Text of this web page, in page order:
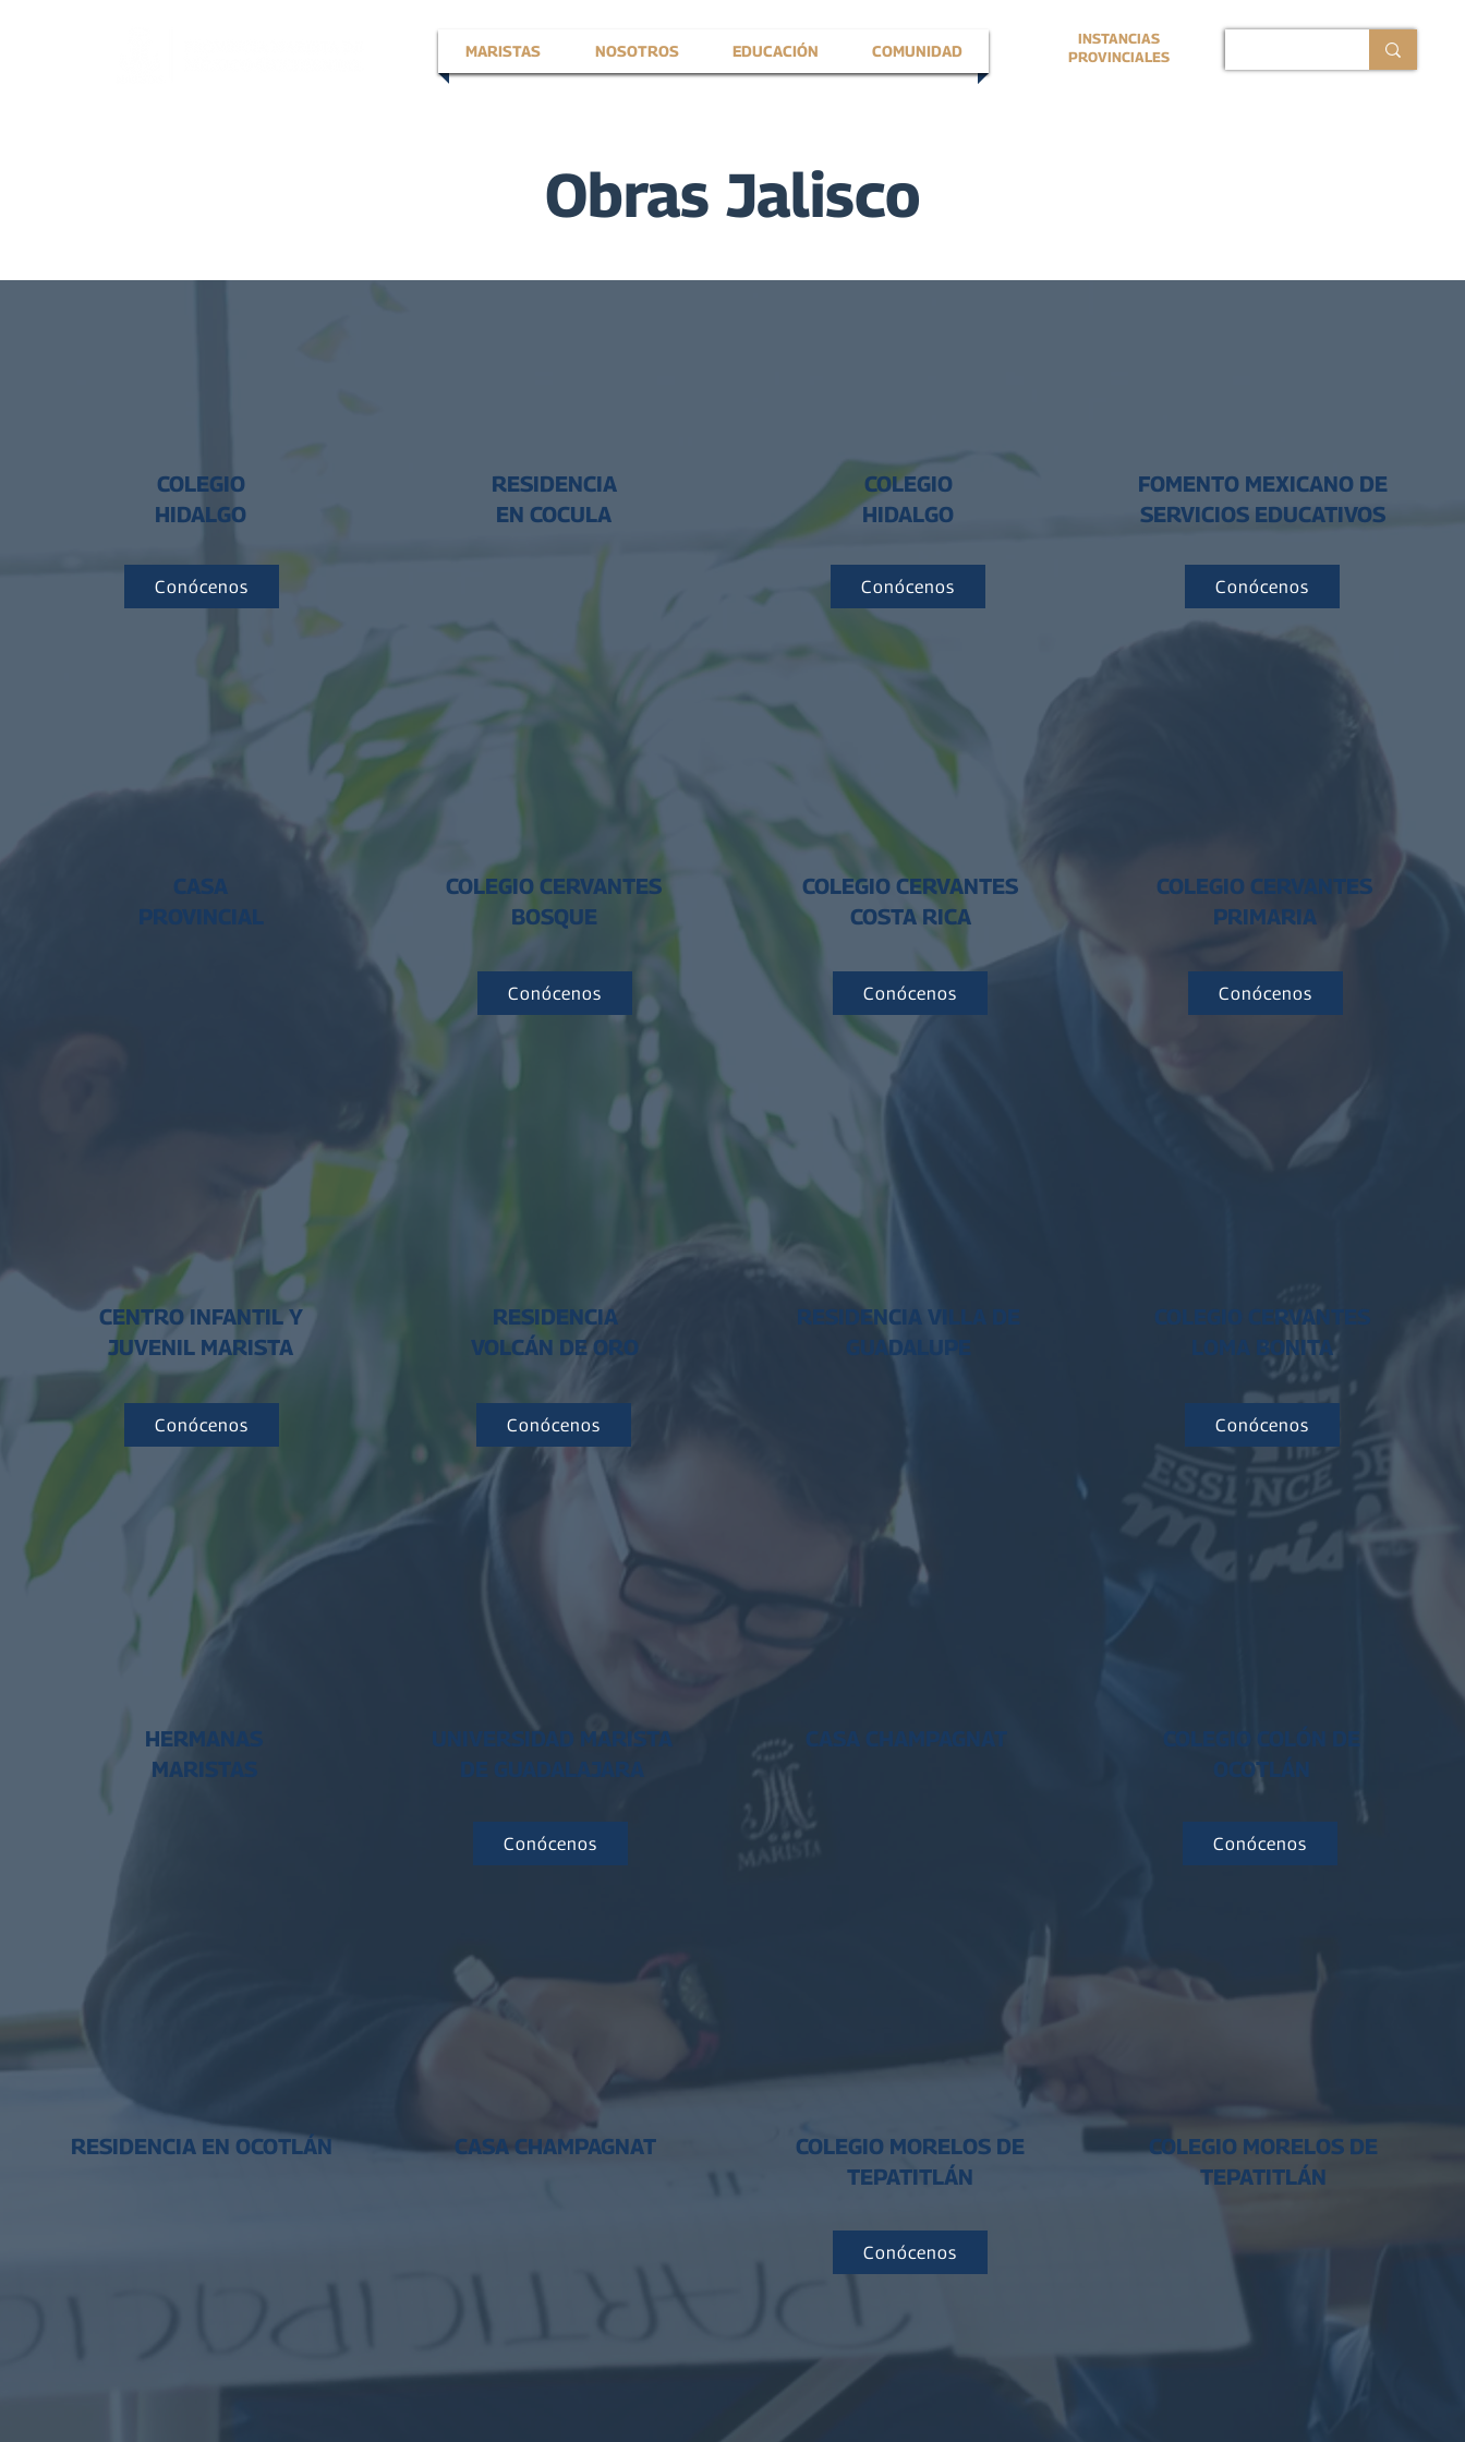
MARISTAS NOSOTROS EDUCACIÓN COMUNIDAD
INSTANCIAS
PROVINCIALES
Obras Jalisco
COLEGIO
HIDALGO
Conócenos
RESIDENCIA
EN COCULA
COLEGIO
HIDALGO
Conócenos
FOMENTO MEXICANO DE
SERVICIOS EDUCATIVOS
Conócenos
CASA
COLEGIO CERVANTES
BOSQUE
Conócenos
COLEGIO CERVANTES
COSTA RICA
Conócenos
COLEGIO CERVANTES
PRIMARIA
Conócenos
CENTRO INFANTIL Y
JUVENIL MARISTA
Conócenos
RESIDENCIA
VOLCÁN DE ORO
Conócenos
RESIDENCIA VILLA DE
GUADALUPE
COLEGIO CERVANTES
LOMA BONITA
Conócenos
HERMANAS
MARISTAS
UNIVERSIDAD MARISTA
DE GUADALAJARA
Conócenos
CASA CHAMPAGNAT
COLEGIO COLÓN DE
OCOTLÁN
Conócenos
RESIDENCIA EN OCOTLÁN CASA CHAMPAGNAT
COLEGIO MORELOS DE
TEPATITLÁN
Conócenos
COLEGIO MORELOS DE
TEPATITLÁN